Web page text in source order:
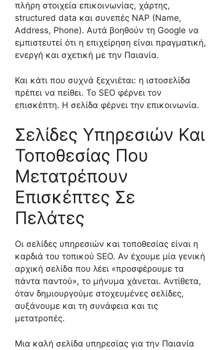
πλήρη στοιχεία επικοινωνίας, χάρτης,
structured data και συνεπές NAP (Name,
Address, Phone). Αυτά βοηθούν τη Google να
εμπιστευτεί ότι η επιχείρηση είναι πραγματική,
ενεργή και σχετική με την Παιανία.
Και κάτι που συχνά ξεχνιέται: η ιστοσελίδα
πρέπει να πείθει. Το SEO φέρνει τον
επισκέπτη. Η σελίδα φέρνει την επικοινωνία.
Σελίδες Υπηρεσιών Και
Τοποθεσίας Που
Μετατρέπουν
Επισκέπτες Σε
Πελάτες
Οι σελίδες υπηρεσιών και τοποθεσίας είναι η
καρδιά του τοπικού SEO. Αν έχουμε μία γενική
αρχική σελίδα που λέει «προσφέρουμε τα
πάντα παντού», το μήνυμα χάνεται. Αντίθετα,
όταν δημιουργούμε στοχευμένες σελίδες,
αυξάνουμε και τη συνάφεια και τις
μετατροπές.
Μια καλή σελίδα υπηρεσίας για την Παιανία